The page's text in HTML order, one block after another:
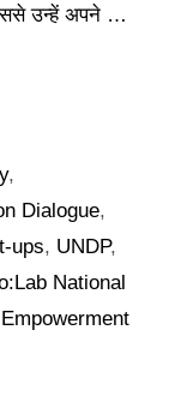
उन्हें अपने …
,
Dialogue,
ups, UNDP,
National